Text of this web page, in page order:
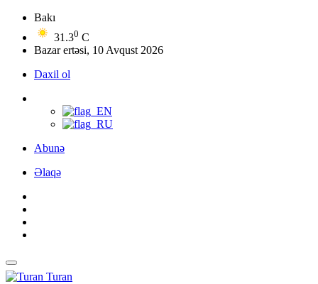
Bakı
31.30 C
Bazar ertəsi, 10 Avqust 2026
Daxil ol
Abunə
Əlaqə
Turan